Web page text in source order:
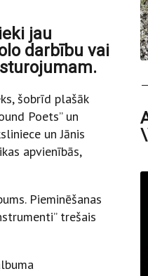
jau
darbību vai
šobrīd plašāk
Poets” un
un Jānis
apvienībās,
Pieminēšanas
trešais